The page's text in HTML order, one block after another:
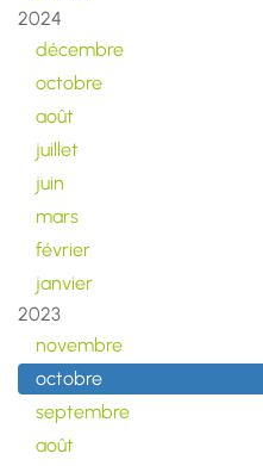
2024
décembre
octobre
août
juillet
juin
mars
février
janvier
2023
novembre
octobre
septembre
août